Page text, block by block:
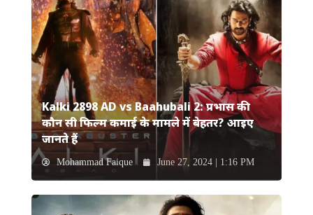
Kalki 2898 AD vs Baahubali 2: प्रभास की
कौन सी फिल्म कमाई के मामले में बेहतर? आइए
जानते हैं
Mohammad Faique June 27, 2024 | 1:16 PM